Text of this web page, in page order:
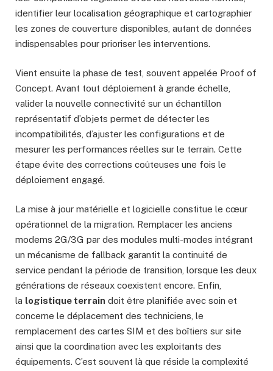
identifier leur localisation géographique et cartographier
les zones de couverture disponibles, autant de données
indispensables pour prioriser les interventions.
Vient ensuite la phase de test, souvent appelée Proof of
Concept. Avant tout déploiement à grande échelle,
valider la nouvelle connectivité sur un échantillon
représentatif d’objets permet de détecter les
incompatibilités, d’ajuster les configurations et de
mesurer les performances réelles sur le terrain. Cette
étape évite des corrections coûteuses une fois le
déploiement engagé.
La mise à jour matérielle et logicielle constitue le cœur
opérationnel de la migration. Remplacer les anciens
modems 2G/3G par des modules multi-modes intégrant
un mécanisme de fallback garantit la continuité de
service pendant la période de transition, lorsque les deux
générations de réseaux coexistent encore. Enfin,
la logistique terrain doit être planifiée avec soin et
concerne le déplacement des techniciens, le
remplacement des cartes SIM et des boîtiers sur site
ainsi que la coordination avec les exploitants des
équipements. C’est souvent là que réside la complexité